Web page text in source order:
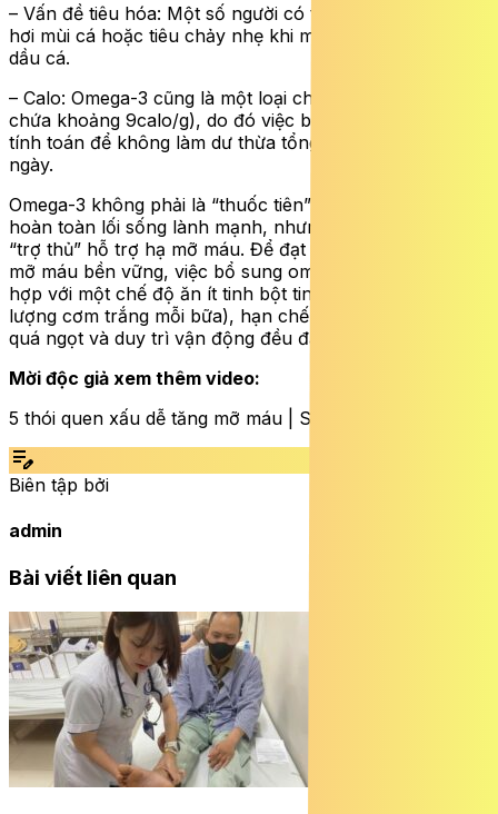
– Vấn đề tiêu hóa: Một số người có thể gặp tình trạng ợ
hơi mùi cá hoặc tiêu chảy nhẹ khi mới bắt đầu sử dụng
dầu cá.
– Calo: Omega-3 cũng là một loại chất béo (chất béo
chứa khoảng 9calo/g), do đó việc bổ sung cần được
tính toán để không làm dư thừa tổng lượng calo hằng
ngày.
Omega-3 không phải là “thuốc tiên” có thể thay thế
hoàn toàn lối sống lành mạnh, nhưng nó chính là một
“trợ thủ” hỗ trợ hạ mỡ máu. Để đạt được hiệu quả hạ
mỡ máu bền vững, việc bổ sung omega-3 nên được kết
hợp với một chế độ ăn ít tinh bột tinh chế (như giảm
lượng cơm trắng mỗi bữa), hạn chế đường từ trái cây
quá ngọt và duy trì vận động đều đặn.
Mời độc giả xem thêm video:
5 thói quen xấu dễ tăng mỡ máu | SKĐS
edit_note
Biên tập bởi
admin
Bài viết liên quan